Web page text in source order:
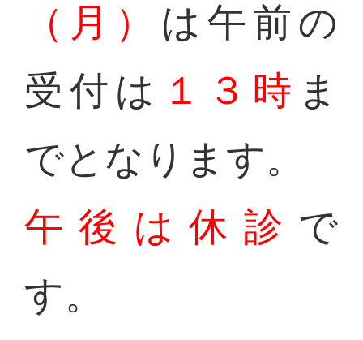
（月） は午前の
受付は １３時 ま
でとなります。
午後は休診 で
す。